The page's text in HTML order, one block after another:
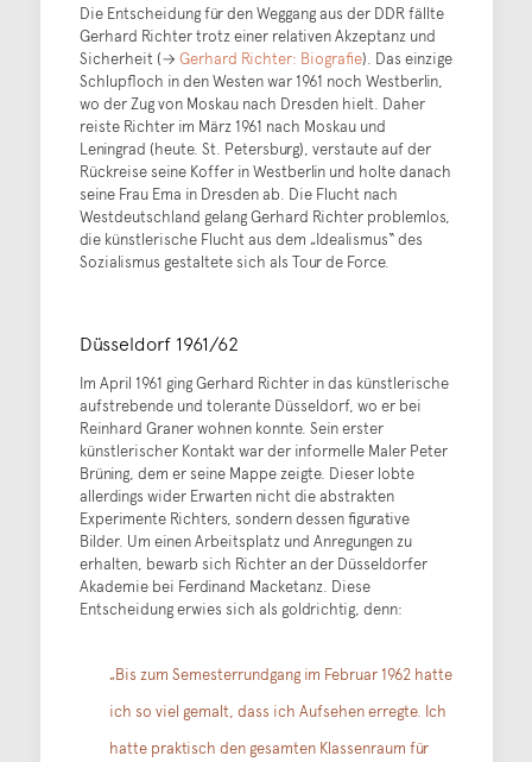
Die Entscheidung für den Weggang aus der DDR fällte
Gerhard Richter trotz einer relativen Akzeptanz und
Sicherheit (→ Gerhard Richter: Biografie). Das einzige
Schlupfloch in den Westen war 1961 noch Westberlin,
wo der Zug von Moskau nach Dresden hielt. Daher
reiste Richter im März 1961 nach Moskau und
Leningrad (heute. St. Petersburg), verstaute auf der
Rückreise seine Koffer in Westberlin und holte danach
seine Frau Ema in Dresden ab. Die Flucht nach
Westdeutschland gelang Gerhard Richter problemlos,
die künstlerische Flucht aus dem „Idealismus“ des
Sozialismus gestaltete sich als Tour de Force.
Düsseldorf 1961/62
Im April 1961 ging Gerhard Richter in das künstlerische
aufstrebende und tolerante Düsseldorf, wo er bei
Reinhard Graner wohnen konnte. Sein erster
künstlerischer Kontakt war der informelle Maler Peter
Brüning, dem er seine Mappe zeigte. Dieser lobte
allerdings wider Erwarten nicht die abstrakten
Experimente Richters, sondern dessen figurative
Bilder. Um einen Arbeitsplatz und Anregungen zu
erhalten, bewarb sich Richter an der Düsseldorfer
Akademie bei Ferdinand Macketanz. Diese
Entscheidung erwies sich als goldrichtig, denn:
„Bis zum Semesterrundgang im Februar 1962 hatte
ich so viel gemalt, dass ich Aufsehen erregte. Ich
hatte praktisch den gesamten Klassenraum für